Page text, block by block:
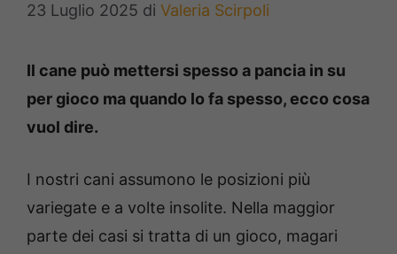
23 Luglio 2025 di Valeria Scirpoli
Il cane può mettersi spesso a pancia in su
per gioco ma quando lo fa spesso, ecco cosa
vuol dire.
I nostri cani assumono le posizioni più
variegate e a volte insolite. Nella maggior
parte dei casi si tratta di un gioco, magari